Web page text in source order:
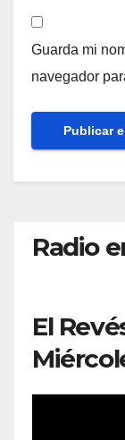
Guarda mi
navegador
Radio
El